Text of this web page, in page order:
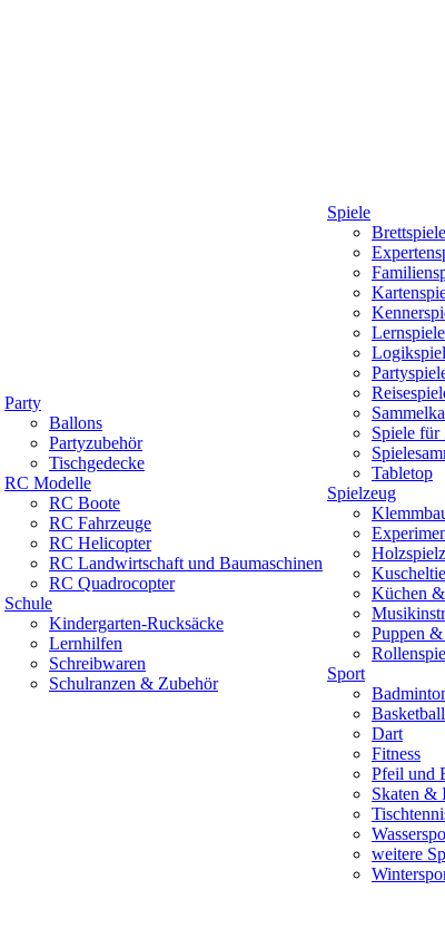
Party
Ballons
Partyzubehör
Tischgedecke
RC Modelle
RC Boote
RC Fahrzeuge
RC Helicopter
RC Landwirtschaft und Baumaschinen
RC Quadrocopter
Schule
Kindergarten-Rucksäcke
Lernhilfen
Schreibwaren
Schulranzen & Zubehör
Spiele
Brettspiele
Lernspiele
Spiele für
Tabletop
Spielzeug
Küchen
Puppen
Sport
Basketball
Dart
Fitness
Pfeil und
Skaten &
weitere